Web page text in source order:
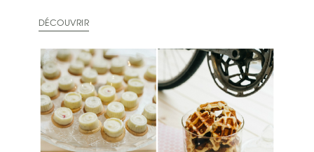
DÉCOUVRIR